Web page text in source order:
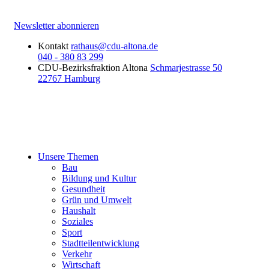
Newsletter abonnieren
Kontakt rathaus@cdu-altona.de
040 - 380 83 299
CDU-Bezirksfraktion Altona Schmarjestrasse 50
22767 Hamburg
Unsere Themen
Bau
Bildung und Kultur
Gesundheit
Grün und Umwelt
Haushalt
Soziales
Sport
Stadtteilentwicklung
Verkehr
Wirtschaft